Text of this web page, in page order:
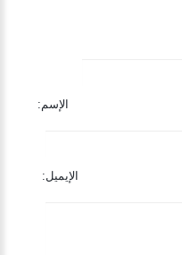
الإسم:
الإيميل: